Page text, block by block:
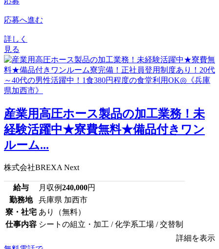
応募へ進む
詳しく
見る
産業用高圧ホース製品の加工業務！未
経験活躍中★寮費無料★備品付きワン
ルーム...
株式会社BREXA Next
給与 月収例240,000円
勤務地
兵庫県 加西市
寮・社宅 あり（無料）
仕事内容 シートの組立・加工 / 化学系工場 / 交替制
詳細を表示